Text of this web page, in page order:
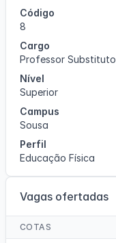
Código
8
Cargo
Professor Substituto
Nível
Superior
Campus
Sousa
Perfil
Educação Física
Vagas ofertadas
COTAS